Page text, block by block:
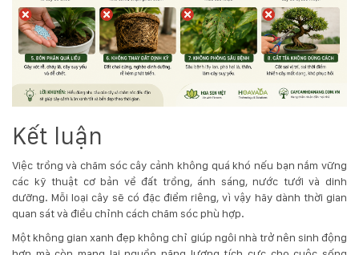
Kết luận
Việc trồng và chăm sóc cây cảnh không quá khó nếu bạn nắm vững
các kỹ thuật cơ bản về đất trồng, ánh sáng, nước tưới và dinh
dưỡng. Mỗi loại cây sẽ có đặc điểm riêng, vì vậy hãy dành thời gian
quan sát và điều chỉnh cách chăm sóc phù hợp.
Một không gian xanh đẹp không chỉ giúp ngôi nhà trở nên sinh động